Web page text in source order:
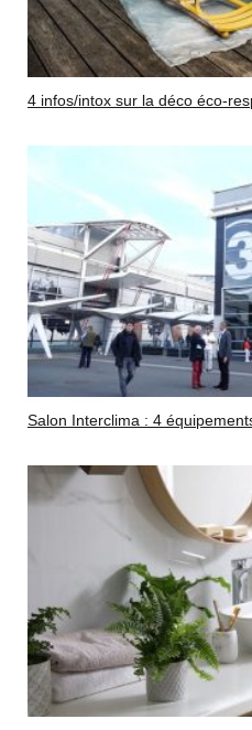
4 infos/intox sur la déco éco-
Salon Interclima : 4